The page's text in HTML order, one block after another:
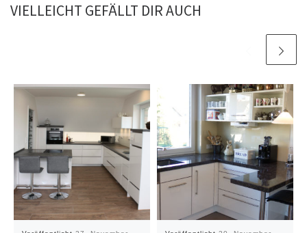
VIELLEICHT GEFÄLLT DIR AUCH